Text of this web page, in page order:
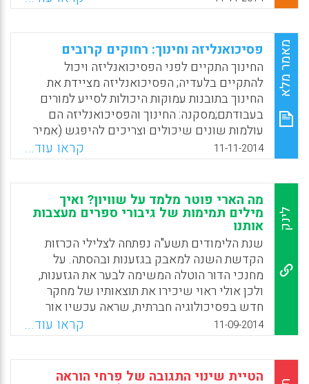
הכול עניינן באדם, בצמיחתו ובהתפתחותו.
מטרותיה של הפסיכואנליזה הן לפעמים קצת יותר
מדי שאפתניות, ובשונה מהחינוך, היא גם שיטת
חקירה וצורת התבוננות על תופעות תרבותיות
וחברתיות. עם זאת לפסיכואנליזה יש הרבה מאוד
מה לתרום לא רק להבנת יחידים אלא גם להבנת
קבוצות וארגונים, ובעיקר לתהליכים לא מודעים
המתרחשים בתוך כיתה" (יורם הרפז).
WhatsApp
Facebook
Email
X
מאמר מלא פסיכואנליזה וחינוך: רחוקים קרובים
החינוך התקיים לפני הפסיכואנליזה ויכול
להתקיים בלעדיה; הפסיכואנליזה מציידת את
החינוך בתובנות עמוקות היכולות לסייע למורים
בעבודתם;מסקנה: החינוך והפסיכואנליזה הם
עולמות שונים שיכולים וצריכים להיפגש (אמיר
אזרחי).
WhatsApp
Facebook
Email
X
11-11-2014 קראו עוד...
לינק
מה הארי פוטר מלמד על שוויון? ואיך
מילים תמימות של גיבורי ספרים מעצבות
אותנו
שנת הלימודים תשע"ה נפתחה לצלילי הכרזות
הקדשת השנה למאבק בגזענות ובהסתה. על
מחנכי הדור הוטלה המשימה לבער את הגזענות,
ולכן אולי ראוי שיכירו את תוצאותיו של מחקר
חדש בפסיכולוגיה חברתית, שראה עכשיו אור
בכתב העת היוקרתי "Journal of Applied Social
Psychology". תמציתו היא זו: קריאת סיפורי
העלילה של "הארי פוטר" יכולה לגרום לתמורה
מובהקת באופן שבו צעירים תופסים את הקבוצות
11-09-2014 קראו עוד...
הטיית שינוי התגובה של פרחי הוראה